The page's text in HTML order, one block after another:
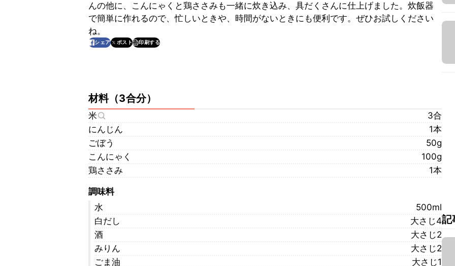
んの他に、こんにゃくと鶏ささみも一緒に炊き込み、具だくさんに仕上げました。炊飯器
で簡単に作れるので、忙しいときや、時間がないときにも便利です。ぜひお試しください
ね。
シェア ポスト 印刷する
材料（3合分）
米
3合
にんじん
1本
ごぼう
50g
こんにゃく
100g
鶏ささみ
1本
調味料
水
500ml
白だし
大さじ4
酒
大さじ2
みりん
大さじ2
ごま油
大さじ1
記